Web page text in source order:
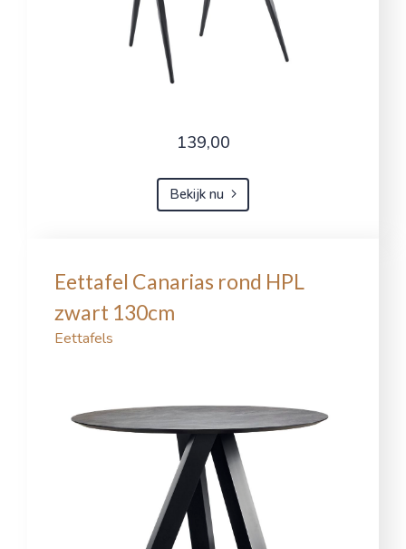
139,00
Bekijk nu
Eettafel Canarias rond HPL
zwart 130cm
Eettafels